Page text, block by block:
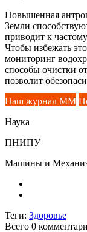
Повышенная
Земли
приводит к
Чтобы избежать
мониторинг
способы очистки
позволит
Наш журнал ММ
Наука
ПНИПУ
Машины и
Теги: Здоровье
Всего 0